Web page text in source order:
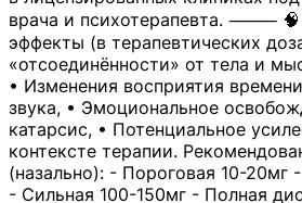
врача и психотерапевта. ⸻ 🧠
эффекты (в терапевтических
«отсоединённости» от тела и
• Изменения восприятия
звука, • Эмоциональное
катарсис, • Потенциальное
контексте терапии.
(назально): - Пороговая 10-20мг
- Сильная 100-150мг - Полная